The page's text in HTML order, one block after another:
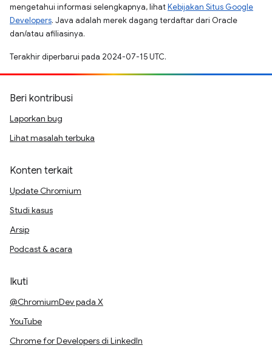
mengetahui informasi selengkapnya, lihatKebijakan Situs Google
Developers. Java adalah merek dagang terdaftar dari Oracle
dan/atau afiliasinya.
Terakhir diperbarui pada 2024-07-15 UTC.
Beri kontribusi
Laporkan bug
Lihat masalah terbuka
Konten terkait
Update Chromium
Studi kasus
Arsip
Podcast & acara
Ikuti
@ChromiumDev pada X
YouTube
Chrome for Developers di LinkedIn